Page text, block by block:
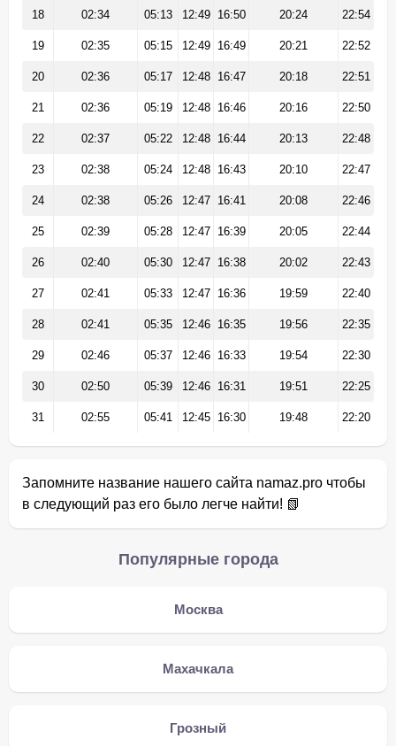
18 02:34 05:13 12:49 16:50 20:24 22:54
19 02:35 05:15 12:49 16:49 20:21 22:52
20 02:36 05:17 12:48 16:47 20:18 22:51
21 02:36 05:19 12:48 16:46 20:16 22:50
22 02:37 05:22 12:48 16:44 20:13 22:48
23 02:38 05:24 12:48 16:43 20:10 22:47
24 02:38 05:26 12:47 16:41 20:08 22:46
25 02:39 05:28 12:47 16:39 20:05 22:44
26 02:40 05:30 12:47 16:38 20:02 22:43
27 02:41 05:33 12:47 16:36 19:59 22:40
28 02:41 05:35 12:46 16:35 19:56 22:35
29 02:46 05:37 12:46 16:33 19:54 22:30
30 02:50 05:39 12:46 16:31 19:51 22:25
31 02:55 05:41 12:45 16:30 19:48 22:20
Запомните название нашего сайта namaz.pro чтобы
в следующий раз его было легче найти! 📗
Популярные города
Москва
Махачкала
Грозный